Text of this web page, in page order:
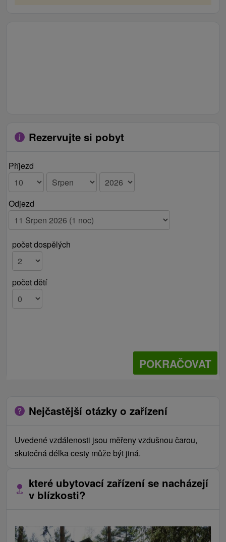
Rezervujte si pobyt
Příjezd
Odjezd
počet dospělých
počet dětí
POKRAČOVAT
Nejčastější otázky o zařízení
Uvedené vzdálenosti jsou měřeny vzdušnou čarou,
skutečná délka cesty může být jiná.
které ubytovací zařízení se nacházejí
v blízkosti?